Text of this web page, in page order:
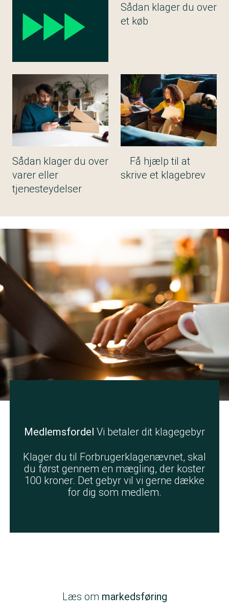
Sådan klager du over
et køb
Sådan klager du over
varer eller
tjenesteydelser
Få hjælp til at
skrive et klagebrev
Medlemsfordel Vi betaler dit klagegebyr
Klager du til Forbrugerklagenævnet, skal
du først gennem en mægling, der koster
100 kroner. Det gebyr vil vi gerne dække
for dig som medlem.
Læs om markedsføring